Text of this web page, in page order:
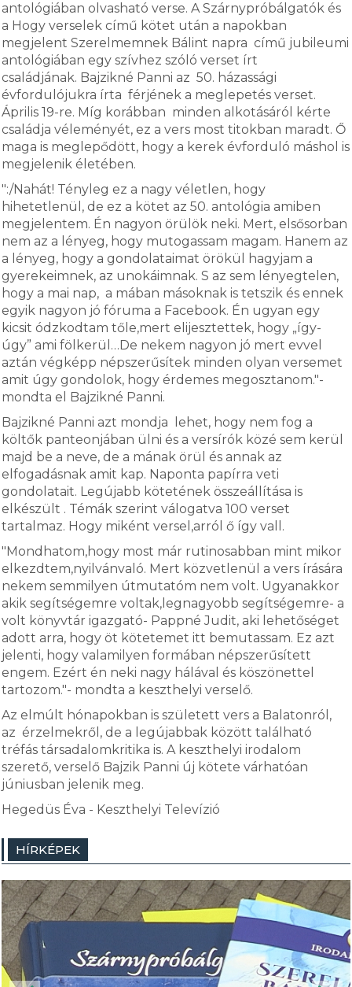
antológiában olvasható verse. A Szárnypróbálgatók és
a Hogy verselek című kötet után a napokban
megjelent Szerelmemnek Bálint napra című jubileumi
antológiában egy szívhez szóló verset írt
családjának. Bajzikné Panni az 50. házassági
évfordulójukra írta férjének a meglepetés verset.
Április 19-re. Míg korábban minden alkotásáról kérte
családja véleményét, ez a vers most titokban maradt. Ő
maga is meglepődött, hogy a kerek évforduló máshol is
megjelenik életében.
":/Nahát! Tényleg ez a nagy véletlen, hogy
hihetetlenül, de ez a kötet az 50. antológia amiben
megjelentem. Én nagyon örülök neki. Mert, elsősorban
nem az a lényeg, hogy mutogassam magam. Hanem az
a lényeg, hogy a gondolataimat örökül hagyjam a
gyerekeimnek, az unokáimnak. S az sem lényegtelen,
hogy a mai nap, a mában másoknak is tetszik és ennek
egyik nagyon jó fóruma a Facebook. Én ugyan egy
kicsit ódzkodtam tőle,mert elijesztettek, hogy „így-
úgy” ami fölkerül…De nekem nagyon jó mert evvel
aztán végképp népszerűsítek minden olyan versemet
amit úgy gondolok, hogy érdemes megosztanom."-
mondta el Bajzikné Panni.
Bajzikné Panni azt mondja lehet, hogy nem fog a
költők panteonjában ülni és a versírók közé sem kerül
majd be a neve, de a mának örül és annak az
elfogadásnak amit kap. Naponta papírra veti
gondolatait. Legújabb kötetének összeállítása is
elkészült . Témák szerint válogatva 100 verset
tartalmaz. Hogy miként versel,arról ő így vall.
"Mondhatom,hogy most már rutinosabban mint mikor
elkezdtem,nyilvánvaló. Mert közvetlenül a vers írására
nekem semmilyen útmutatóm nem volt. Ugyanakkor
akik segítségemre voltak,legnagyobb segítségemre- a
volt könyvtár igazgató- Pappné Judit, aki lehetőséget
adott arra, hogy öt kötetemet itt bemutassam. Ez azt
jelenti, hogy valamilyen formában népszerűsített
engem. Ezért én neki nagy hálával és köszönettel
tartozom."- mondta a keszthelyi verselő.
Az elmúlt hónapokban is született vers a Balatonról,
az érzelmekről, de a legújabbak között található
tréfás társadalomkritika is. A keszthelyi irodalom
szerető, verselő Bajzik Panni új kötete várhatóan
júniusban jelenik meg.
Hegedüs Éva - Keszthelyi Televízió
HÍRKÉPEK